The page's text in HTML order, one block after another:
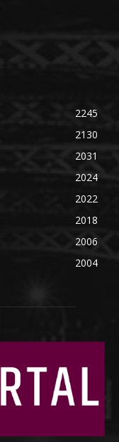
2245
2130
2031
2024
2022
2018
2006
2004